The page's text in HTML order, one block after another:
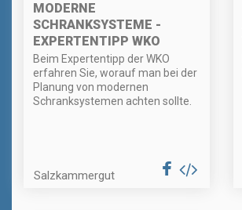
MODERNE
SCHRANKSYSTEME -
EXPERTENTIPP WKO
Beim Expertentipp der WKO
erfahren Sie, worauf man bei der
Planung von modernen
Schranksystemen achten sollte.
Salzkammergut